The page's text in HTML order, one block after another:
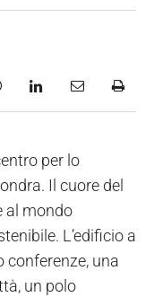
per lo
Il cuore del
al mondo
L’edificio a
una
un polo